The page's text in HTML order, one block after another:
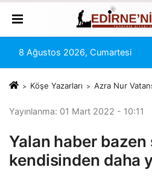
8 Ağustos 2026, Cumartesi
Köşe Yazarları Azra Nur
Yayınlanma: 01 Mart 2022 - 10:11
Yalan haber bazen
kendisinden daha